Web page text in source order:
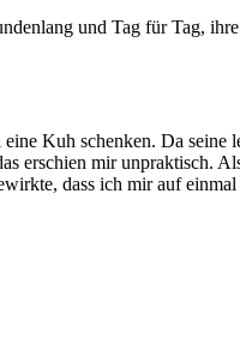
und Tag für Tag,
Kuh schenken. Da
erschien mir unpraktisch.
dass ich mir auf